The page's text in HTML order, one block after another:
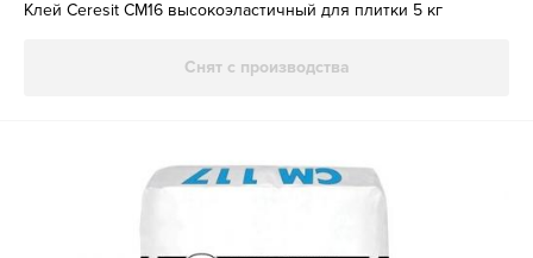
Клей Ceresit СМ16 высокоэластичный для плитки 5 кг
Снят с производства